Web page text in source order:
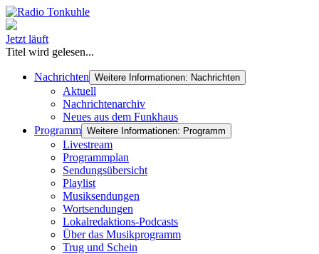
Jetzt läuft
Titel wird gelesen...
Nachrichten Weitere Informationen: Nachrichten
Aktuell
Nachrichtenarchiv
Neues aus dem Funkhaus
Programm Weitere Informationen: Programm
Livestream
Programmplan
Sendungsübersicht
Playlist
Musiksendungen
Wortsendungen
Lokalredaktions-Podcasts
Über das Musikprogramm
Trug und Schein